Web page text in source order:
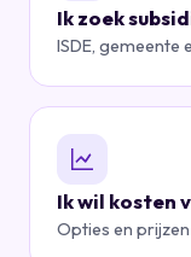
Ik zoek
ISDE, gemeente
Ik wil kosten
Opties en